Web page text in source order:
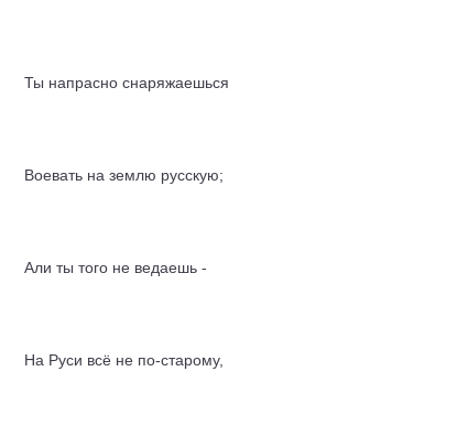
Ты напрасно снаряжаешься
Воевать на землю русскую;
Али ты того не ведаешь -
На Руси всё не по-старому,